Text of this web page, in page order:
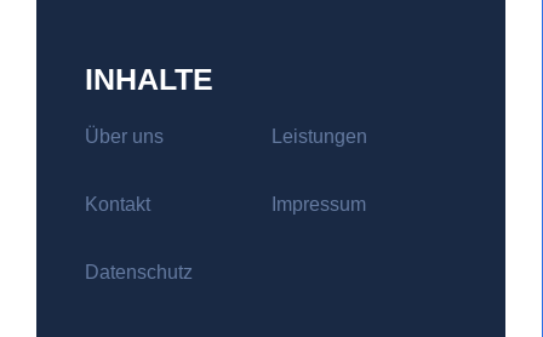
INHALTE
Über uns Leistungen
Kontakt Impressum
Datenschutz